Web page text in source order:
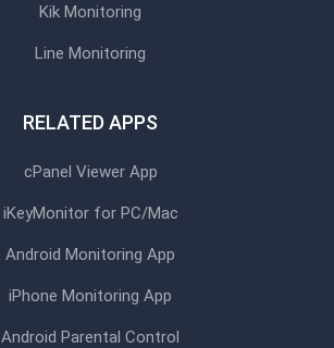
Kik Monitoring
Line Monitoring
RELATED APPS
cPanel Viewer App
iKeyMonitor for PC/Mac
Android Monitoring App
iPhone Monitoring App
Android Parental Control